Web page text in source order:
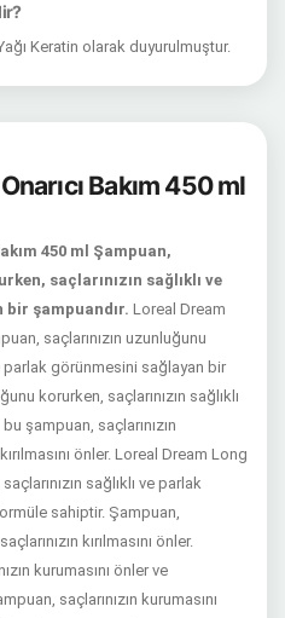
Keratin olarak duyurulmuştur.
Bakım 450 ml
450 ml Şampuan,
saçlarınızın sağlıklı ve
şampuandır. Loreal Dream
saçlarınızın uzunluğunu
parlak görünmesini sağlayan bir
korurken, saçlarınızın sağlıklı
şampuan, saçlarınızın
önler. Loreal Dream Long
sağlıklı ve parlak
sahiptir. Şampuan,
kırılmasını önler.
kurumasını önler ve
saçlarınızın kurumasını